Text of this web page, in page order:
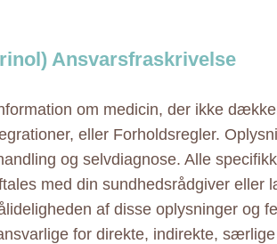
Ansvarsfraskrivelse
om medicin, der ikke
eller Forholdsregler.
og selvdiagnose. Alle
med din sundhedsrådgiver eller
af disse oplysninger og
for direkte, indirekte,